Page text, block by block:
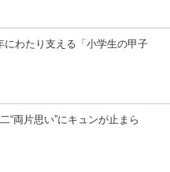
にわたり支える「小学生の甲子
“両片思い”にキュンが止まら